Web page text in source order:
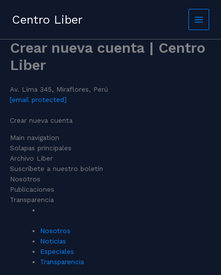
contentCentro Liber
Crear nueva cuenta | Centro
Liber
Av. Lima 345, Miraflores, Perú
[email protected]
Crear nueva cuenta
Main navigation
Solapas principales
Archivo Liber
Suscríbete a nuestro boletín
Nosotros
Publicaciones
Transparencia
Nosotros
Noticias
Especiales
Transparencia